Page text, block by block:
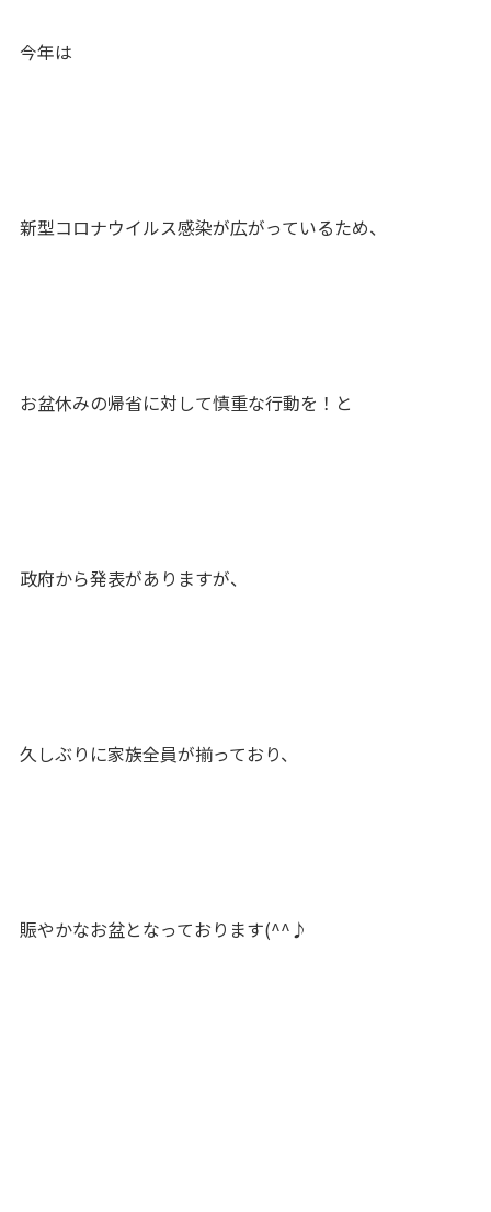
今年は
新型コロナウイルス感染が広がっているため、
お盆休みの帰省に対して慎重な行動を！と
政府から発表がありますが、
久しぶりに家族全員が揃っており、
賑やかなお盆となっております(^^♪